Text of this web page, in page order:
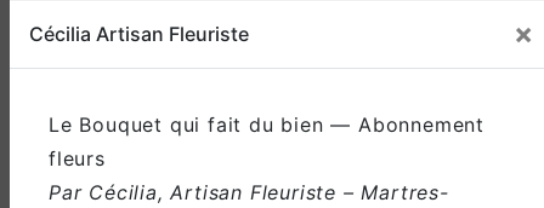
Cécilia Artisan Fleuriste ×
Le Bouquet qui fait du bien — Abonnement
fleurs
Par Cécilia, Artisan Fleuriste – Martres-
Contactez-nous